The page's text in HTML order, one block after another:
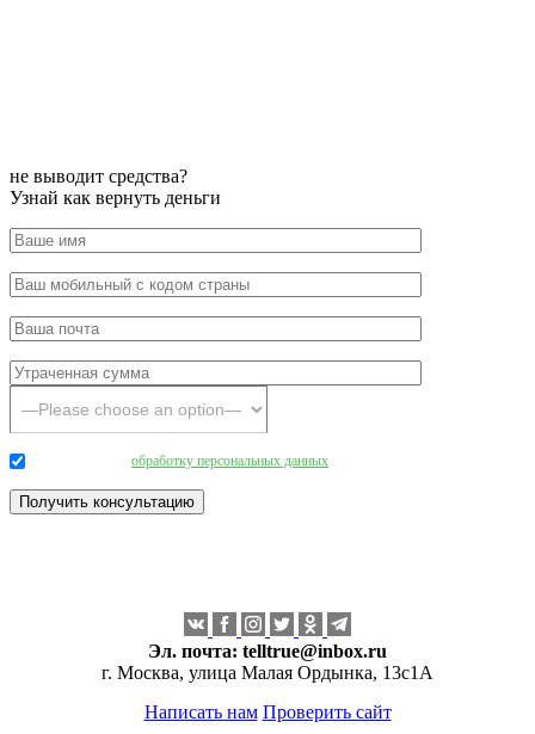
не выводит средства?
Узнай как вернуть деньги
обработку персональных данных
Эл. почта: telltrue@inbox.ru
г. Москва, улица Малая Ордынка, 13с1А
Написать нам Проверить сайт